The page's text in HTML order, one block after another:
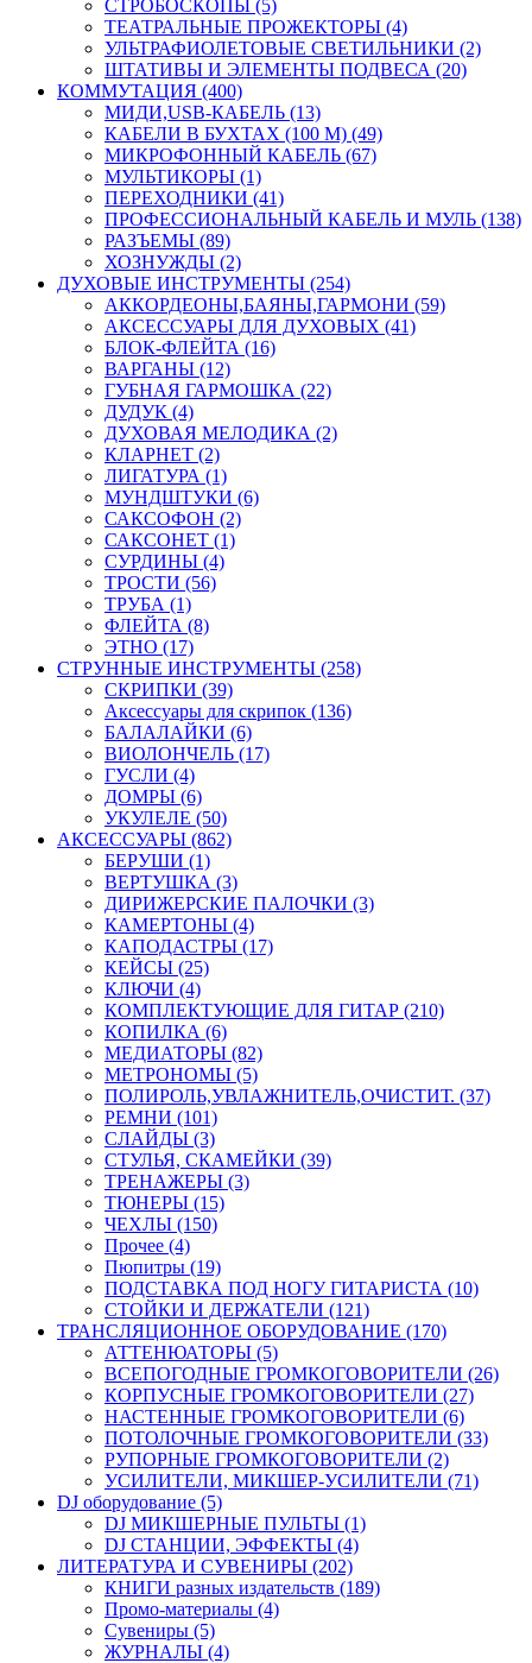
СТРОБОСКОПЫ (5)
ТЕАТРАЛЬНЫЕ ПРОЖЕКТОРЫ (4)
УЛЬТРАФИОЛЕТОВЫЕ СВЕТИЛЬНИКИ (2)
ШТАТИВЫ И ЭЛЕМЕНТЫ ПОДВЕСА (20)
КОММУТАЦИЯ (400)
МИДИ,USB-КАБЕЛЬ (13)
КАБЕЛИ В БУХТАХ (100 М) (49)
МИКРОФОННЫЙ КАБЕЛЬ (67)
МУЛЬТИКОРЫ (1)
ПЕРЕХОДНИКИ (41)
ПРОФЕССИОНАЛЬНЫЙ КАБЕЛЬ И МУЛЬ (138)
РАЗЪЕМЫ (89)
ХОЗНУЖДЫ (2)
ДУХОВЫЕ ИНСТРУМЕНТЫ (254)
АККОРДЕОНЫ,БАЯНЫ,ГАРМОНИ (59)
АКСЕССУАРЫ ДЛЯ ДУХОВЫХ (41)
БЛОК-ФЛЕЙТА (16)
ВАРГАНЫ (12)
ГУБНАЯ ГАРМОШКА (22)
ДУДУК (4)
ДУХОВАЯ МЕЛОДИКА (2)
КЛАРНЕТ (2)
ЛИГАТУРА (1)
МУНДШТУКИ (6)
САКСОФОН (2)
САКСОНЕТ (1)
СУРДИНЫ (4)
ТРОСТИ (56)
ТРУБА (1)
ФЛЕЙТА (8)
ЭТНО (17)
СТРУННЫЕ ИНСТРУМЕНТЫ (258)
СКРИПКИ (39)
Аксессуары для скрипок (136)
БАЛАЛАЙКИ (6)
ВИОЛОНЧЕЛЬ (17)
ГУСЛИ (4)
ДОМРЫ (6)
УКУЛЕЛЕ (50)
АКСЕССУАРЫ (862)
БЕРУШИ (1)
ВЕРТУШКА (3)
ДИРИЖЕРСКИЕ ПАЛОЧКИ (3)
КАМЕРТОНЫ (4)
КАПОДАСТРЫ (17)
КЕЙСЫ (25)
КЛЮЧИ (4)
КОМПЛЕКТУЮЩИЕ ДЛЯ ГИТАР (210)
КОПИЛКА (6)
МЕДИАТОРЫ (82)
МЕТРОНОМЫ (5)
ПОЛИРОЛЬ,УВЛАЖНИТЕЛЬ,ОЧИСТИТ. (37)
РЕМНИ (101)
СЛАЙДЫ (3)
СТУЛЬЯ, СКАМЕЙКИ (39)
ТРЕНАЖЕРЫ (3)
ТЮНЕРЫ (15)
ЧЕХЛЫ (150)
Прочее (4)
Пюпитры (19)
ПОДСТАВКА ПОД НОГУ ГИТАРИСТА (10)
СТОЙКИ И ДЕРЖАТЕЛИ (121)
ТРАНСЛЯЦИОННОЕ ОБОРУДОВАНИЕ (170)
АТТЕНЮАТОРЫ (5)
ВСЕПОГОДНЫЕ ГРОМКОГОВОРИТЕЛИ (26)
КОРПУСНЫЕ ГРОМКОГОВОРИТЕЛИ (27)
НАСТЕННЫЕ ГРОМКОГОВОРИТЕЛИ (6)
ПОТОЛОЧНЫЕ ГРОМКОГОВОРИТЕЛИ (33)
РУПОРНЫЕ ГРОМКОГОВОРИТЕЛИ (2)
УСИЛИТЕЛИ, МИКШЕР-УСИЛИТЕЛИ (71)
DJ оборудование (5)
DJ МИКШЕРНЫЕ ПУЛЬТЫ (1)
DJ СТАНЦИИ, ЭФФЕКТЫ (4)
ЛИТЕРАТУРА И СУВЕНИРЫ (202)
КНИГИ разных издательств (189)
Промо-материалы (4)
Сувениры (5)
ЖУРНАЛЫ (4)